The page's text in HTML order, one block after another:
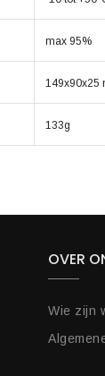
max 95%
149x90x25
133g
OVER
Wie zijn